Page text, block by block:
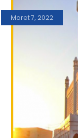
Maret 7, 2022